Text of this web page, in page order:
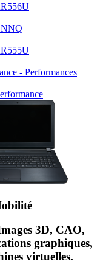
3D, CAO,
graphiques,
virtuelles.